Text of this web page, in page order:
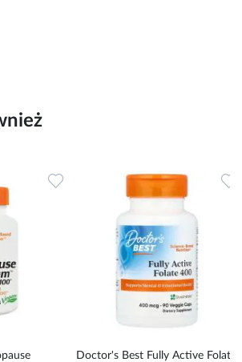
Dodaj do ulubionych
Doctor's Best Fully Active Folate